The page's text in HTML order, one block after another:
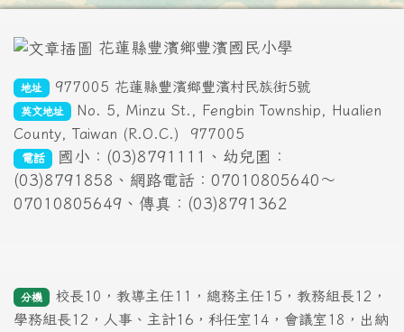
花蓮縣豐濱鄉豐濱國民小學
地址 977005 花蓮縣豐濱鄉豐濱村民族街5號
英文地址
No. 5, Minzu St., Fengbin Township, Hualien
County, Taiwan (R.O.C.)
977005
電話
國小：(03)8791111、幼兒園：
(03)8791858、網路電話：07010805640～
07010805649、傳真：(03)8791362
分機
校長10，教導主任11，總務主任15，教務組長12，
學務組長12，人事、主計16，科任室14，會議室18，出納